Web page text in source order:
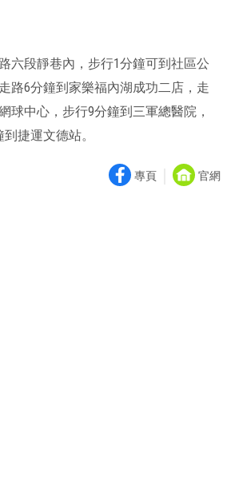
六段靜巷內，步行1分鐘可到社區公
路6分鐘到家樂福內湖成功二店，走
球中心，步行9分鐘到三軍總醫院，
捷運文德站。
專頁｜ 官網